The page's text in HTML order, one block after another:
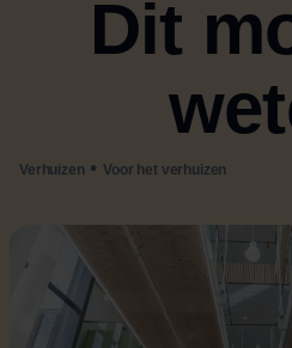
Dit
Verhuizen • Voor het verhuizen